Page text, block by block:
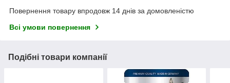
Повернення товару впродовж 14 днів за домовленістю
Всі умови повернення
Подібні товари компанії